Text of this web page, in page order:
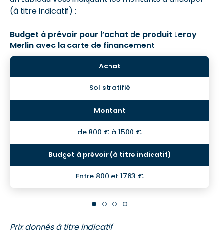
(à titre indicatif) :
Budget à prévoir pour l’achat de produit Leroy
Merlin avec la carte de financement
Sol stratifié
de 800 € à 1500 €
Entre 800 et 1763 €
Prix donnés à titre indicatif